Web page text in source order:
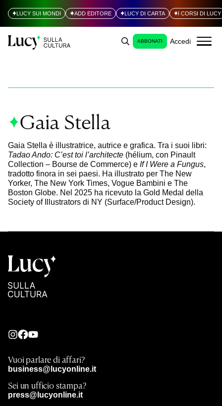
LUCY SUI MONDI ADD EDITORE LUCY DI CARTA I CORSI DI LUCY
ABBONATI Accedi
Gaia Stella
Gaia Stella è illustratrice, autrice e grafica. Tra i suoi libri:
Tadao Ando: C’est toi l’architecte (hélium, con Pinault
Collection – Bourse de Commerce) eIf I Were a Fungus,
tradotto finora in sei paesi. Ha illustrato per The New
Yorker, The New York Times, Vogue Bambini e The
Boston Globe. Nel 2025 ha ricevuto la Gold Medal della
Society of Illustrators di NY (Surface/Product Design).
Vuoi parlare di affari?
business@lucyonline.it
Sei un ufficio stampa?
press@lucyonline.it